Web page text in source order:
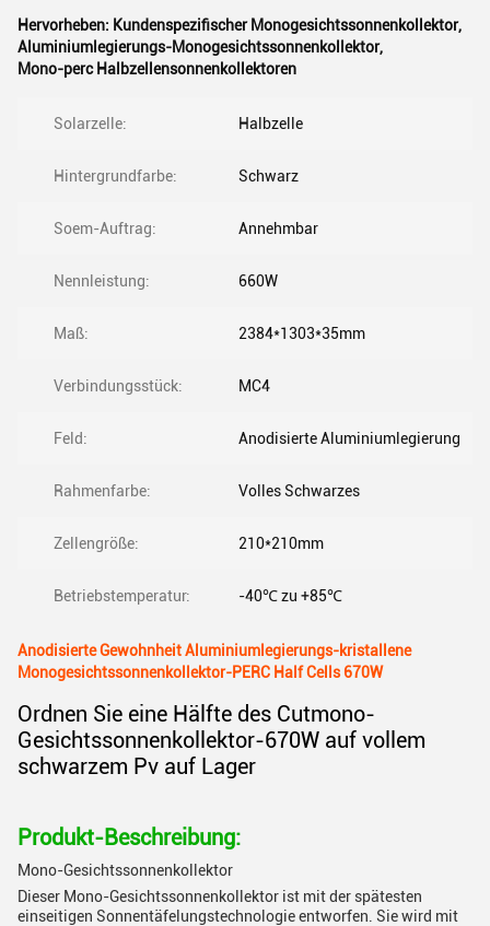
Hervorheben: Kundenspezifischer Monogesichtssonnenkollektor,
Aluminiumlegierungs-Monogesichtssonnenkollektor,
Mono-perc Halbzellensonnenkollektoren
Solarzelle: Halbzelle
Hintergrundfarbe: Schwarz
Soem-Auftrag: Annehmbar
Nennleistung: 660W
Maß: 2384*1303*35mm
Verbindungsstück: MC4
Feld: Anodisierte Aluminiumlegierung
Rahmenfarbe: Volles Schwarzes
Zellengröße: 210*210mm
Betriebstemperatur: -40℃ zu +85℃
Anodisierte Gewohnheit Aluminiumlegierungs-kristallene
Monogesichtssonnenkollektor-PERC Half Cells 670W
Ordnen Sie eine Hälfte des Cutmono-
Gesichtssonnenkollektor-670W auf vollem
schwarzem Pv auf Lager
Produkt-Beschreibung:
Mono-Gesichtssonnenkollektor
Dieser Mono-Gesichtssonnenkollektor ist mit der spätesten
einseitigen Sonnentäfelungstechnologie entworfen. Sie wird mit